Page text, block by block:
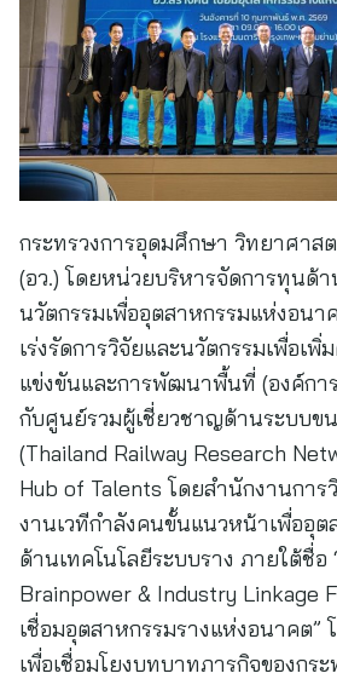
กระทรวงการอุดมศึกษา วิทยาศาส
(อว.) โดยหน่วยบริหารจัดการทุนด้า
นวัตกรรมเพื่ออุตสาหกรรมแห่งอน
เร่งรัดการวิจัยและนวัตกรรมเพื่อเพิ่
แข่งขันและการพัฒนาพื้นที่ (องค์กา
กับศูนย์รวมผู้เชี่ยวชาญด้านระบบข
(Thailand Railway Research
Hub of Talents โดยสำนักงานการ
งานเวทีกำลังคนขั้นแนวหน้าเพื่ออุ
ด้านเทคโนโลยีระบบราง ภายใต้ชื่อ
Brainpower & Industry Linkage
เชื่อมอุตสาหกรรมรางแห่งอนาคต”
เพื่อเชื่อมโยงบทบาทภารกิจของกร